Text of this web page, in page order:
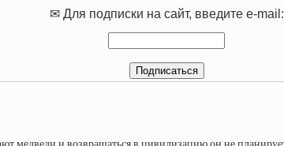
✉ Для подписки на сайт, введите e-mail: